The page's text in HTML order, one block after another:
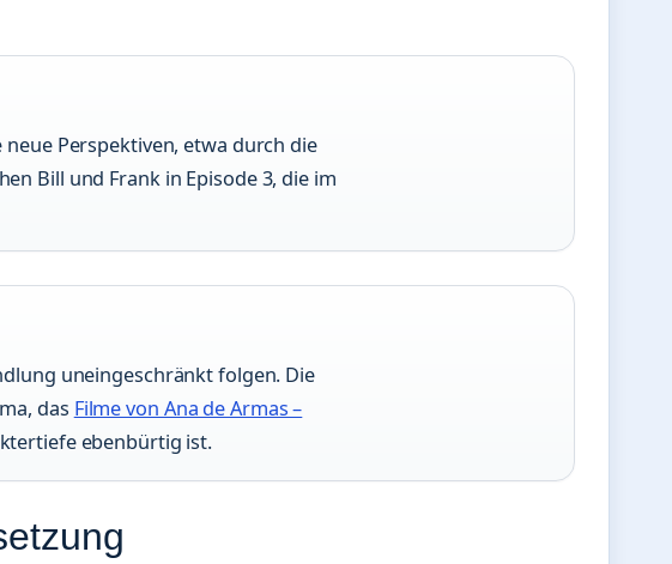
Perspektiven, etwa durch die
Bill und Frank in Episode 3, die im
uneingeschränkt folgen. Die
das Filme von Ana de Armas –
ebenbürtig ist.